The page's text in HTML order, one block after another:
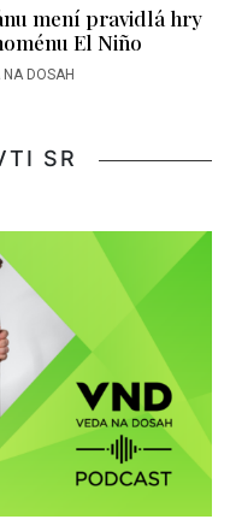
mení pravidlá hry
El Niño
DOSAH
SR